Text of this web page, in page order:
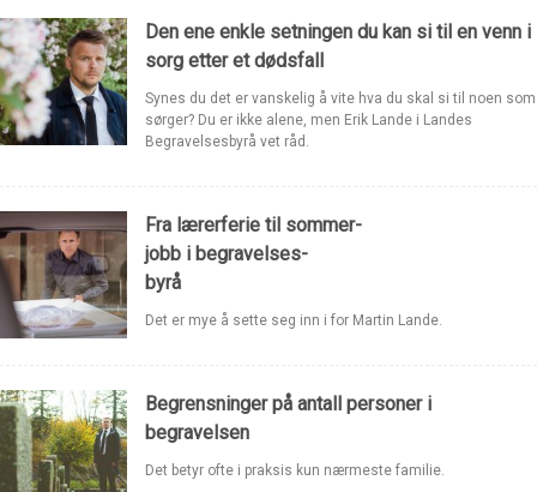
Den ene enkle setningen du kan si til en venn i
sorg etter et dødsfall
Synes du det er vanskelig å vite hva du skal si til noen som
sørger? Du er ikke alene, men Erik Lande i Landes
Begravelsesbyrå vet råd.
Fra lærerferie til sommer-
jobb i begravelses-
byrå
Det er mye å sette seg inn i for Martin Lande.
Begrensninger på antall personer i
begravelsen
Det betyr ofte i praksis kun nærmeste familie.